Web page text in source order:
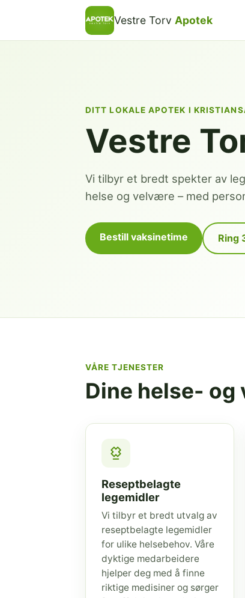
Vestre Torv Apotek
DITT LOKALE APOTEK I
Vestre
Vi tilbyr et bredt spekter av
helse og velvære – med
Bestill vaksinetime Ring
VÅRE TJENESTER
Dine helse-
Reseptbelagte
legemidler
Vi tilbyr et bredt utvalg av
reseptbelagte legemidler
for ulike helsebehov. Våre
dyktige medarbeidere
hjelper deg med å finne
riktige medisiner og sørger